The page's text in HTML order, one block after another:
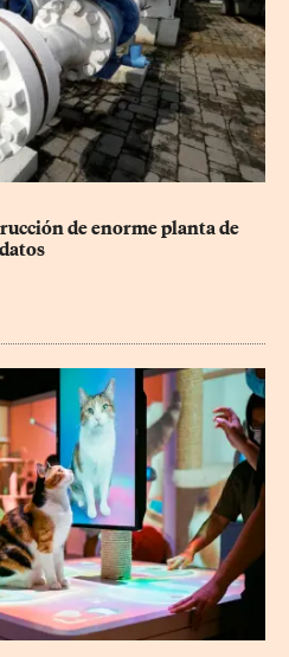
de enorme planta de